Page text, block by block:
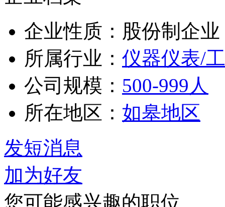
企业性质：股份制企业
所属行业： 仪器仪表/
公司规模： 500-999人
所在地区： 如皋地区
发短消息
加为好友
您可能感兴趣的职位